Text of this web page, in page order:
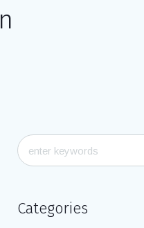
Categories